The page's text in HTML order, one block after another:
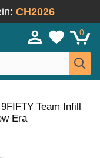
CH2026
0
Team Infill
Era